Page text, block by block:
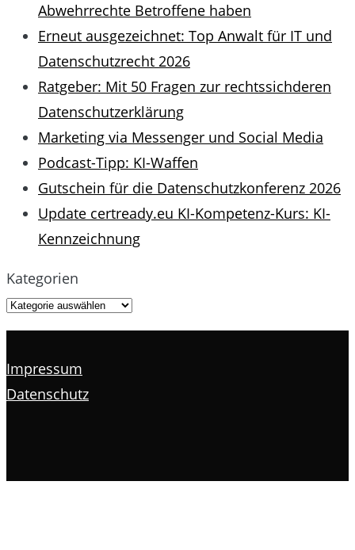
Abwehrrechte Betroffene haben
Erneut ausgezeichnet: Top Anwalt für IT und
Datenschutzrecht 2026
Ratgeber: Mit 50 Fragen zur rechtssichderen
Datenschutzerklärung
Marketing via Messenger und Social Media
Podcast-Tipp: KI-Waffen
Gutschein für die Datenschutzkonferenz 2026
Update certready.eu KI-Kompetenz-Kurs: KI-
Kennzeichnung
Kategorien
Impressum
Datenschutz